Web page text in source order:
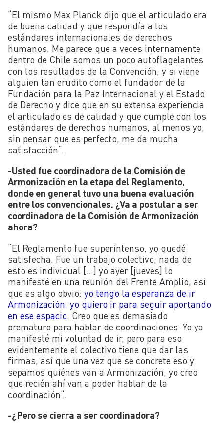
“El mismo Max Planck dijo que el articulado era
de buena calidad y que respondía a los
estándares internacionales de derechos
humanos. Me parece que a veces internamente
dentro de Chile somos un poco autoflagelantes
con los resultados de la Convención, y si viene
alguien tan erudito como el fundador de la
Fundación para la Paz Internacional y el Estado
de Derecho y dice que en su extensa experiencia
el articulado es de calidad y que cumple con los
estándares de derechos humanos, al menos yo,
sin pensar que es perfecto, me da mucha
satisfacción“.
-Usted fue coordinadora de la Comisión de
Armonización en la etapa del Reglamento,
donde en general tuvo una buena evaluación
entre los convencionales. ¿Va a postular a ser
coordinadora de la Comisión de Armonización
ahora?
“El Reglamento fue superintenso, yo quedé
satisfecha. Fue un trabajo colectivo, nada de
esto es individual […] yo ayer [jueves] lo
manifesté en una reunión del Frente Amplio, así
que es algo obvio: yo tengo la esperanza de ir
Armonización, yo quiero ir para seguir aportando
en ese espacio . Creo que es demasiado
prematuro para hablar de coordinaciones. Yo ya
manifesté mi voluntad de ir, pero para eso
evidentemente el colectivo tiene que dar las
firmas, así que una vez que se concrete eso y
sepamos quiénes van a Armonización, yo creo
que recién ahí van a poder hablar de la
coordinación“
-¿Pero se cierra a ser coordinadora?